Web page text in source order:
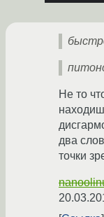
Не то
два
точки